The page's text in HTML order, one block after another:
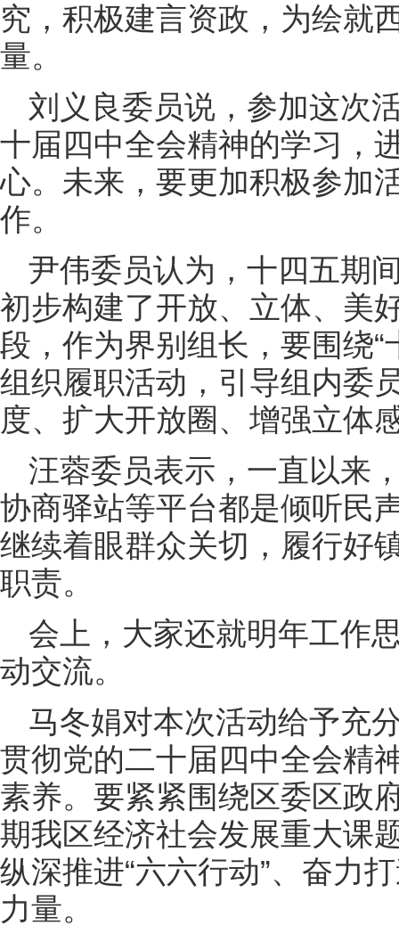
究，积极建言资政，为绘就
量。
刘义良委员说，参加这次
十届四中全会精神的学习，
心。未来，要更加积极参加
作。
尹伟委员认为，十四五期
初步构建了开放、立体、美
段，作为界别组长，要围绕
组织履职活动，引导组内委
度、扩大开放圈、增强立体
汪蓉委员表示，一直以来
协商驿站等平台都是倾听民
继续着眼群众关切，履行好
职责。
会上，大家还就明年工作
动交流。
马冬娟对本次活动给予充
贯彻党的二十届四中全会精
素养。要紧紧围绕区委区政
期我区经济社会发展重大课
纵深推进“六六行动”、奋力
力量。